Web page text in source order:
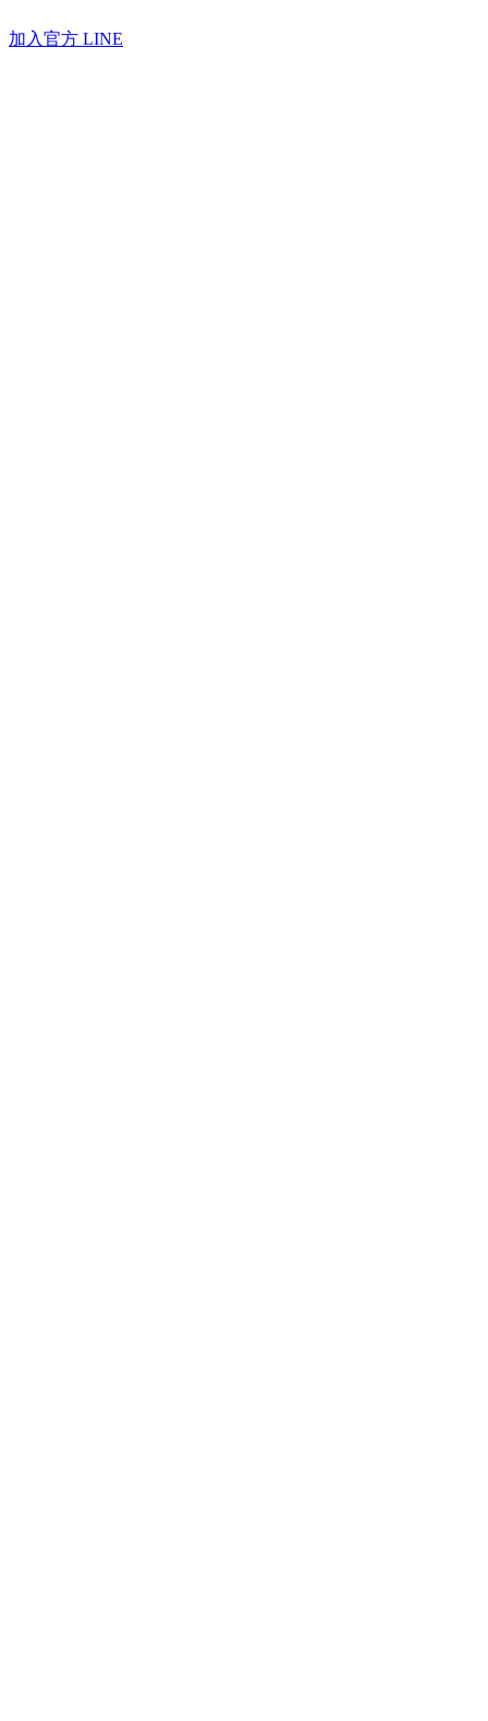
加入官方 LINE